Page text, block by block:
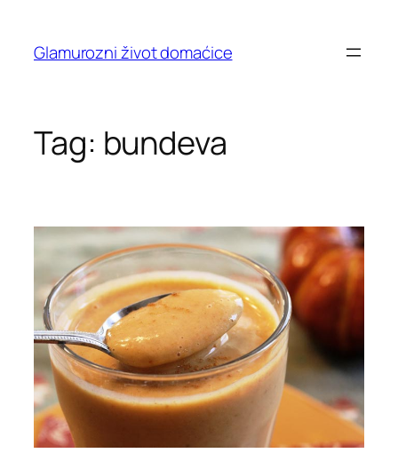
content
Glamurozni život domaćice
Tag: bundeva